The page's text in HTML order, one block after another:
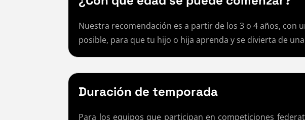
Nuestra recomendación es a partir de los 3 o 4 años,
posible, para que tu hijo o hija aprenda y se divierta de
Duración de temporada
Para los equipos que participan en competiciones